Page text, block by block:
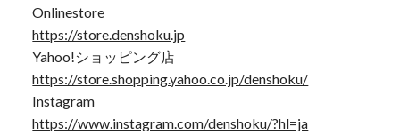
Onlinestore
https://store.denshoku.jp
Yahoo!ショッピング店
https://store.shopping.yahoo.co.jp/denshoku/
Instagram
https://www.instagram.com/denshoku/?hl=ja